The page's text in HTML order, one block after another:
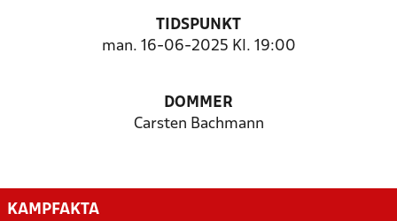
TIDSPUNKT
man. 16-06-2025 Kl. 19:00
DOMMER
Carsten Bachmann
KAMPFAKTA